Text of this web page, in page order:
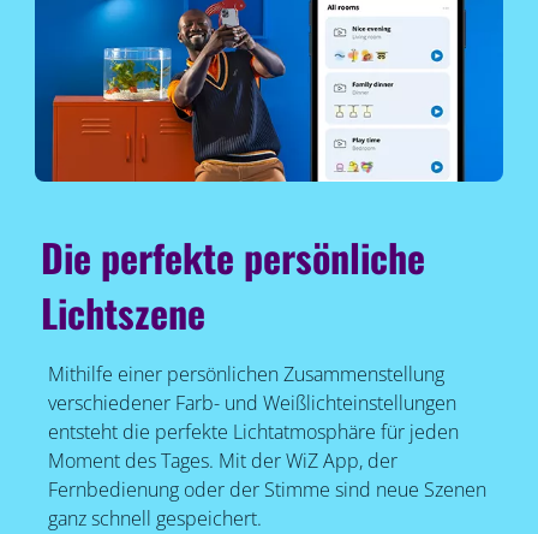
Die perfekte persönliche
Lichtszene
Mithilfe einer persönlichen Zusammenstellung
verschiedener Farb- und Weißlichteinstellungen
entsteht die perfekte Lichtatmosphäre für jeden
Moment des Tages. Mit der WiZ App, der
Fernbedienung oder der Stimme sind neue Szenen
ganz schnell gespeichert.